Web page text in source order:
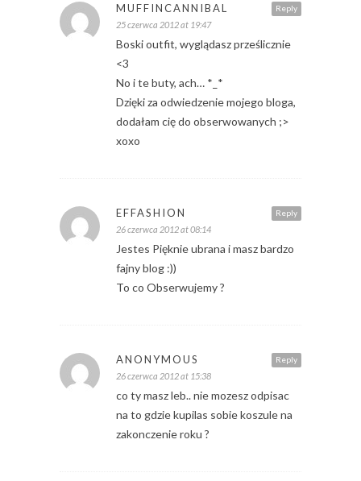
Reply
MUFFINCANNIBAL
25 czerwca 2012 at 19:47
Boski outfit, wyglądasz prześlicznie
<3
No i te buty, ach… *_*
Dzięki za odwiedzenie mojego bloga,
dodałam cię do obserwowanych ;>
xoxo
Reply
EFFASHION
26 czerwca 2012 at 08:14
Jestes Pięknie ubrana i masz bardzo
fajny blog :))
To co Obserwujemy ?
Reply
ANONYMOUS
26 czerwca 2012 at 15:38
co ty masz leb.. nie mozesz odpisac
na to gdzie kupilas sobie koszule na
zakonczenie roku ?